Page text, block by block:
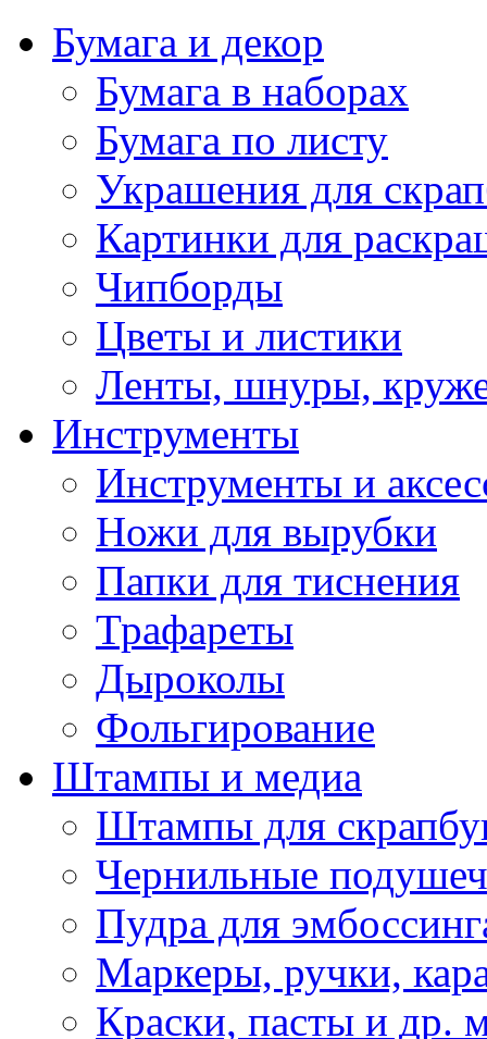
Бумага и декор
Бумага в наборах
Бумага по листу
Украшения для
Картинки для
Чипборды
Цветы и листики
Ленты, шнуры,
Инструменты
Инструменты и
Ножи для вырубки
Папки для тиснения
Трафареты
Дыроколы
Фольгирование
Штампы и медиа
Штампы для
Чернильные
Пудра для
Маркеры, ручки,
Краски, пасты и др.